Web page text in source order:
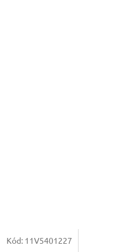
Kód: 11V5401227